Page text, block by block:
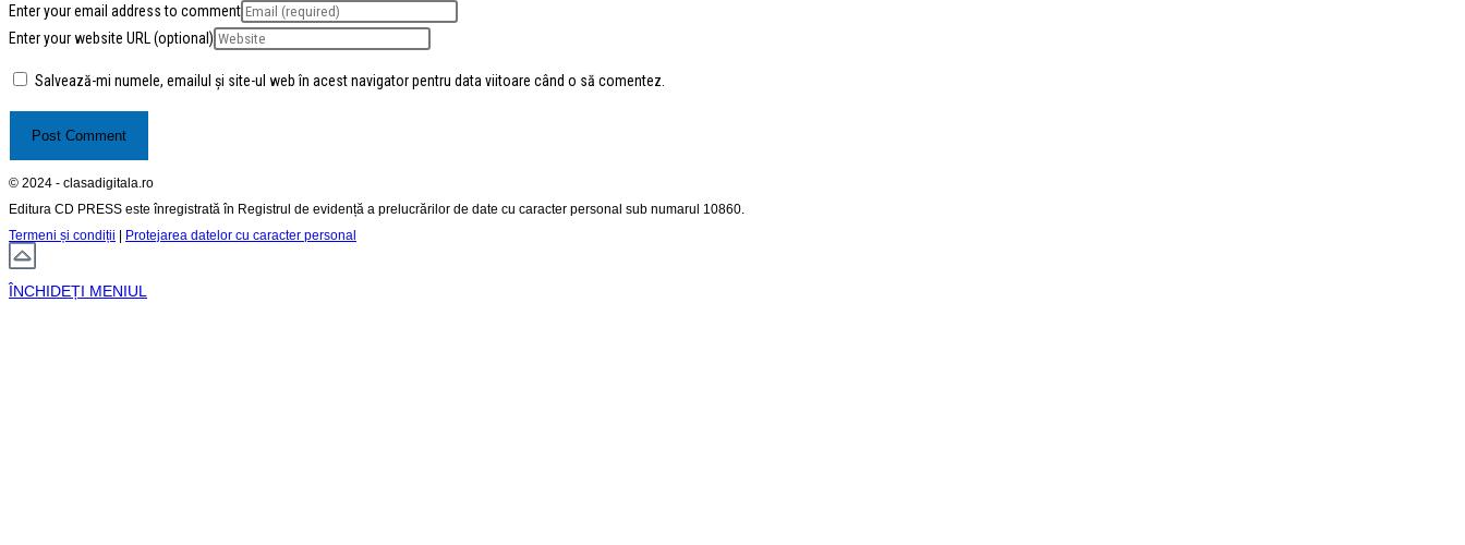
Enter your email address to comment
Enter your website URL (optional)
Salvează-mi numele, emailul și site-ul web în acest navigator pentru data viitoare când o să comentez.
© 2024 - clasadigitala.ro
Editura CD PRESS este înregistrată în Registrul de evidență a prelucrărilor de date cu caracter personal sub numarul 10860.
Termeni și condiții | Protejarea datelor cu caracter personal
ÎNCHIDEȚI MENIUL